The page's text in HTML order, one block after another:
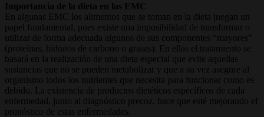
Importancia de la dieta en las EMC
En algunas EMC los alimentos que se toman en la dieta juegan un
papel fundamental, pues existe una imposibilidad de transformar o
utilizar de forma adecuada algunos de sus componentes “mayores”
(proteínas, hidratos de carbono o grasas). En ellas el tratamiento se
basará en la realización de una dieta especial que evite aquellas
sustancias que no se pueden metabolizar y que a su vez asegure al
organismo todos los nutrientes que necesita para funcionar como es
debido. La existencia de productos dietéticos específicos de cada
enfermedad, junto al diagnóstico precoz, hace que esté mejorando el
pronóstico de estas enfermedades.